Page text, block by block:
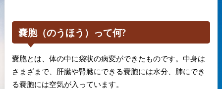
嚢胞（のうほう）って何?
嚢胞とは、体の中に袋状の病変ができたものです。中身は
さまざまで、肝臓や腎臓にできる嚢胞には水分、肺にでき
る嚢胞には空気が入っています。